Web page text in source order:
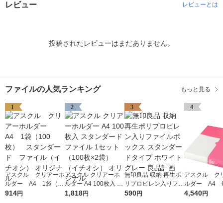
レビュー レビューとは
投稿されたレビューはまだありません。
ファイルの人気ランキング もっと見る
1
アスクル クリアーホ
ルダー A4 1袋（10
0枚） スタンダー
914円
2
アスクル クリアーホ
ルダー A4 100枚入 ス
タンダード ファイル
1,818円
3
無印良品 収納 再生ポ
リプロピレン入りファ
イルボックス スタン
590円
4
アスクル ク
ルダー A4
エコノミー
4,540円